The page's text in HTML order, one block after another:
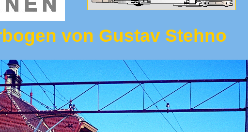
von Gustav Stehno